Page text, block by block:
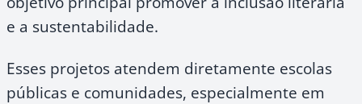
e a sustentabilidade.
Esses projetos atendem diretamente escolas
públicas e comunidades, especialmente em